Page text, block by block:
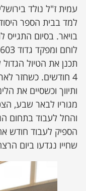
עמית ז"ל נולד
למד בבית הספר
תכנן את הטיול
4 חודשים. כשחזר
ותיווך וכשסיים את
מגוריו לבאר שבע,
והחל לעבוד בתחום
הספיק לעבוד חודש
שחייו נגדעו ביום